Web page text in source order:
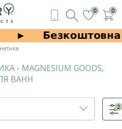
0 0
- MAGNESIUM GOODS,
ВАНН
2